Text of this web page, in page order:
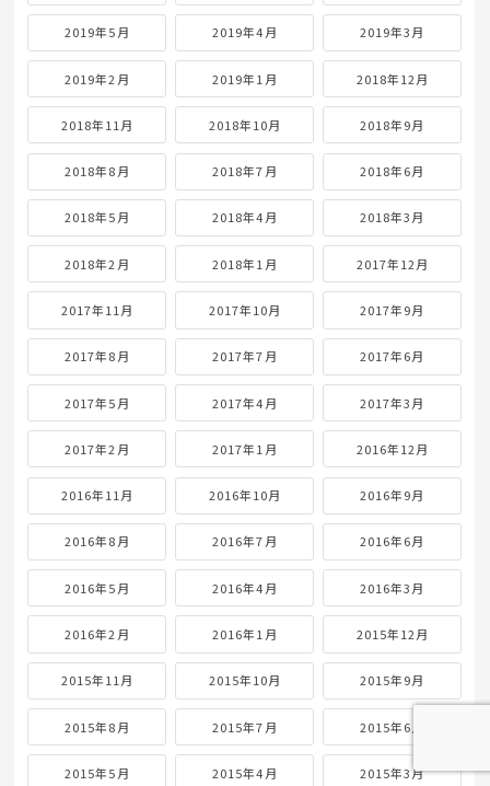
2019年5月 2019年4月 2019年3月
2019年2月 2019年1月 2018年12月
2018年11月 2018年10月 2018年9月
2018年8月 2018年7月 2018年6月
2018年5月 2018年4月 2018年3月
2018年2月 2018年1月 2017年12月
2017年11月 2017年10月 2017年9月
2017年8月 2017年7月 2017年6月
2017年5月 2017年4月 2017年3月
2017年2月 2017年1月 2016年12月
2016年11月 2016年10月 2016年9月
2016年8月 2016年7月 2016年6月
2016年5月 2016年4月 2016年3月
2016年2月 2016年1月 2015年12月
2015年11月 2015年10月 2015年9月
2015年8月 2015年7月 2015年6月
2015年5月 2015年4月 2015年3月